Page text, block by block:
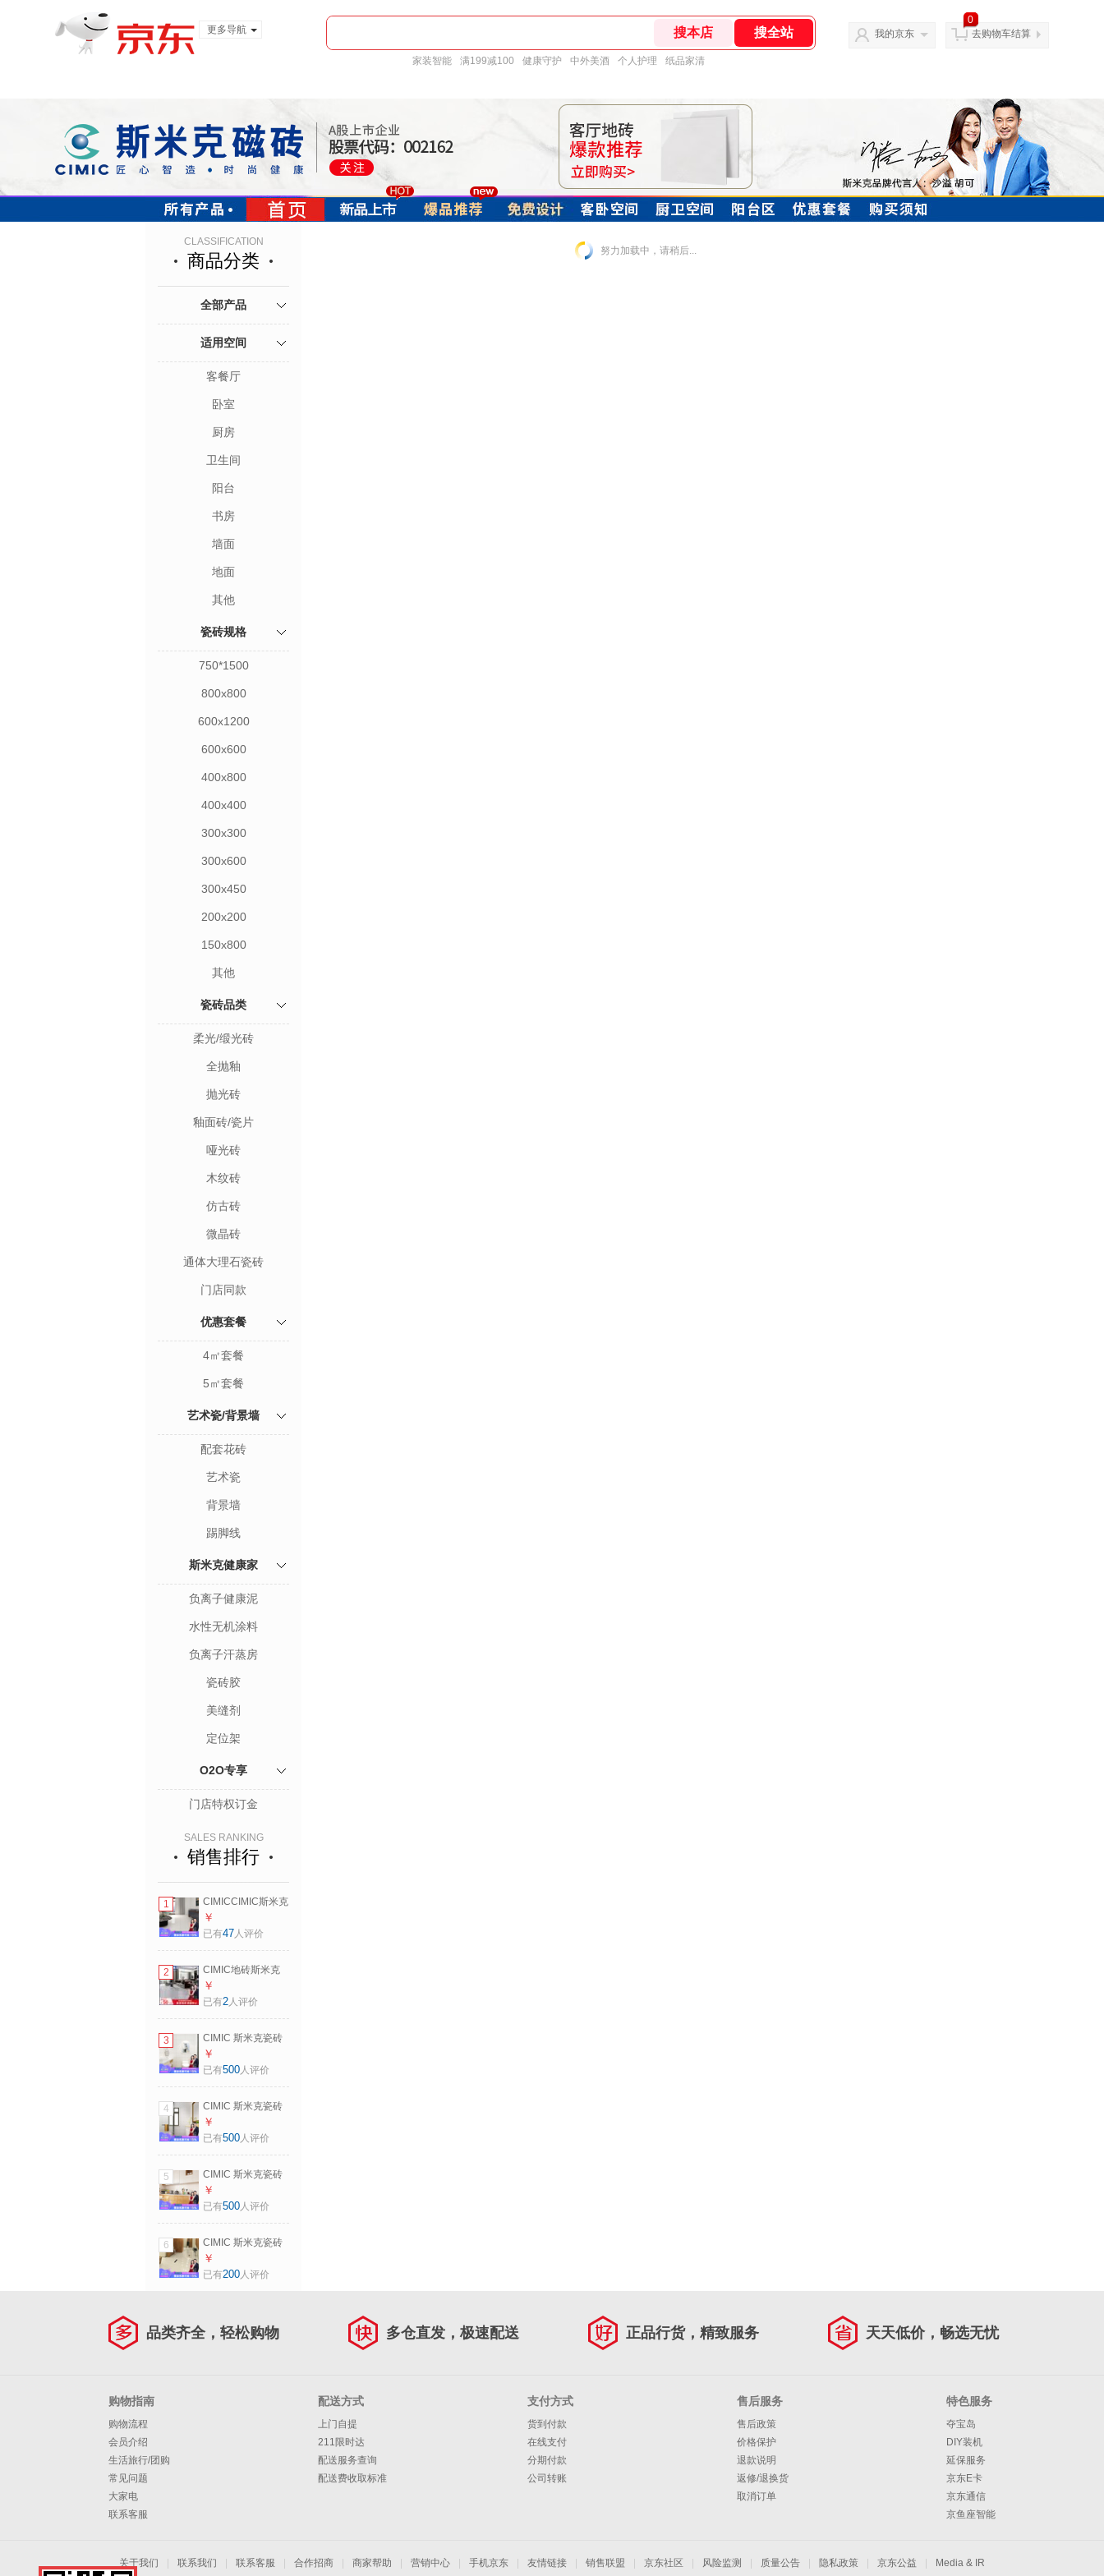
更多导航
家装智能 满199减100 健康守护 中外美酒 个人护理 纸品家清
我的京东
0
去购物车结算
· 800x800 · 600x600
· 全抛釉 · 抛光砖
· 配套花砖
CLASSIFICATION
商品分类
全部产品
适用空间
客餐厅
卧室
厨房
卫生间
阳台
书房
墙面
地面
其他
瓷砖规格
750*1500
800x800
600x1200
600x600
400x800
400x400
300x300
300x600
300x450
200x200
150x800
其他
瓷砖品类
柔光/缎光砖
全抛釉
抛光砖
釉面砖/瓷片
哑光砖
木纹砖
仿古砖
微晶砖
通体大理石瓷砖
门店同款
优惠套餐
4㎡套餐
5㎡套餐
艺术瓷/背景墙
配套花砖
艺术瓷
背景墙
踢脚线
斯米克健康家
负离子健康泥
水性无机涂料
负离子汗蒸房
瓷砖胶
美缝剂
定位架
O2O专享
门店特权订金
SALES RANKING
销售排行
1
CIMICCIMIC斯米克
瓷砖厨卫生间墙现
代简约800*800客
800*800_一片价，
3片/箱
￥
已有47人评价
2
CIMIC地砖斯米克
800*800防滑耐磨
客厅餐厅耐磨地板
片/箱) 需按箱买
￥
已有2人评价
3
CIMIC 斯米克瓷砖
厨房墙砖卫生间阳
台地砖北欧简约纯
片价(9片/箱)
￥
已有500人评价
4
CIMIC 斯米克瓷砖
厨房墙砖卫生间阳
台地砖北欧简约纯
片价(9片/箱)
￥
已有500人评价
5
CIMIC 斯米克瓷砖
厨房墙砖卫生间阳
台地砖北欧简约纯
片价(6片/箱)
￥
已有500人评价
6
CIMIC 斯米克瓷砖
客厅地砖别墅 卧室
餐厅耐磨防滑抛光
￥
已有200人评价
努力加载中，请稍后...
品类齐全，轻松购物 多仓直发，极速配送 正品行货，精致服务 天天低价，畅选无忧
购物指南
购物流程
会员介绍
生活旅行/团购
常见问题
大家电
联系客服
配送方式
上门自提
211限时达
配送服务查询
配送费收取标准
支付方式
货到付款
在线支付
分期付款
公司转账
售后服务
售后政策
价格保护
退款说明
返修/退换货
取消订单
特色服务
夺宝岛
DIY装机
延保服务
京东E卡
京东通信
京鱼座智能
关于我们 联系我们 联系客服 合作招商 商家帮助 营销中心 手机京东 友情链接 销售联盟 京东社区 风险监测 质量公告 隐私政策 京东公益 Media & IR